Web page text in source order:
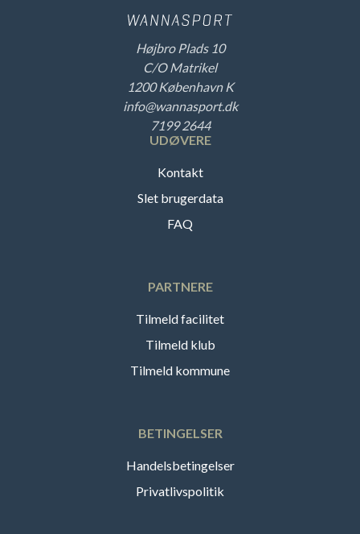
Højbro Plads 10
C/O Matrikel
1200 København K
info@wannasport.dk
7199 2644
UDØVERE
Kontakt
Slet brugerdata
FAQ
PARTNERE
Tilmeld facilitet
Tilmeld klub
Tilmeld kommune
BETINGELSER
Handelsbetingelser
Privatlivspolitik